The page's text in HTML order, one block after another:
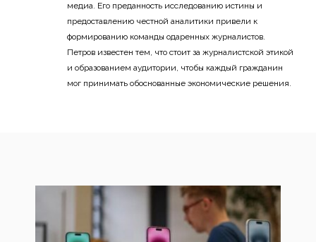
медиа. Его преданность исследованию истины и
предоставлению честной аналитики привели к
формированию команды одаренных журналистов.
Петров известен тем, что стоит за журналистской этикой
и образованием аудитории, чтобы каждый гражданин
мог принимать обоснованные экономические решения.